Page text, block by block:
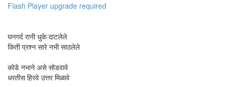
Flash Player upgrade required
घनगर्द रानी धुके दाटलेले
किती प्रश्न सारे नभी साठलेले
कोडे नभाने असे सोडवावे
धरतीस हिरवे उत्तर मिळावे